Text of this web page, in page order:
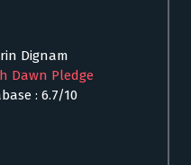
Dignam
Dawn Pledge
: 6.7/10